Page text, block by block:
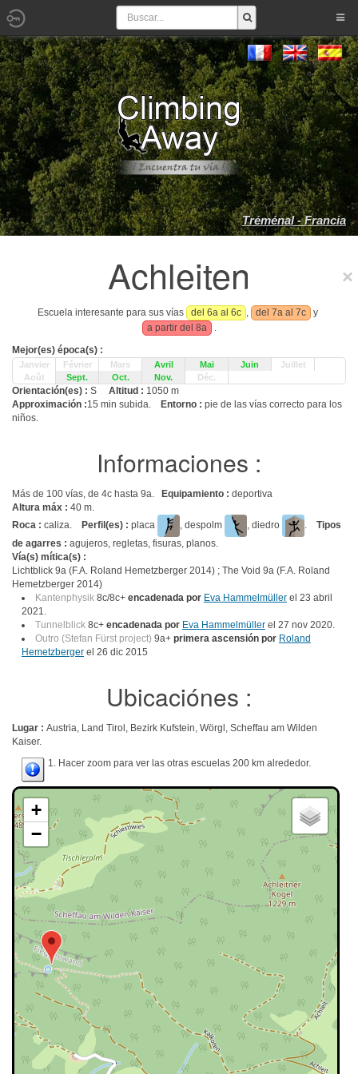
Tréménal - Francia
Achleiten
Escuela interesante para sus vías del 6a al 6c , del 7a al 7c
y
a partir del 8a
.
Mejor(es) época(s) :
Janvier Février Mars Avril Mai Juin
Juillet
Août
Sept. Oct. Nov. Déc.
Orientación(es) : S Altitud : 1050 m
Approximación :15 min subida. Entorno : pie de las vías correcto para los
niños.
Informaciones :
Más de 100 vías, de 4c hasta 9a. Equipamiento : deportiva
Altura máx : 40 m.
Roca : caliza. Perfil(es) : placa , despolm , diedro . Tipos
de agarres : agujeros, regletas, fisuras, planos.
Vía(s) mítica(s) :
Lichtblick 9a (F.A. Roland Hemetzberger 2014) ; The Void 9a (F.A. Roland
Hemetzberger 2014)
Kantenphysik 8c/8c+ encadenada por Eva Hammelmüller el 23 abril
2021.
Tunnelblick 8c+ encadenada por Eva Hammelmüller el 27 nov 2020.
Outro (Stefan Fürst project) 9a+ primera ascensión por Roland
Hemetzberger el 26 dic 2015
Ubicaciónes :
Lugar : Austria, Land Tirol, Bezirk Kufstein, Wörgl, Scheffau am Wilden
Kaiser.
1. Hacer zoom para ver las otras escuelas 200 km alrededor.
+
−